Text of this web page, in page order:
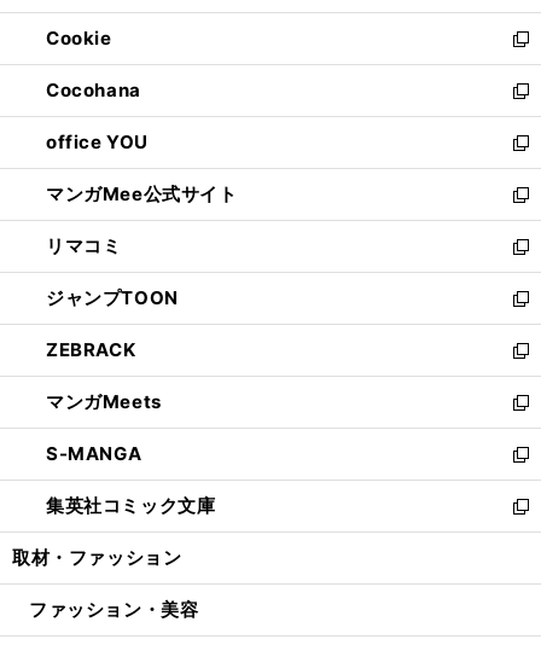
開
く
ウ
で
開
く
ン
ド
ウ
で
開
く
ウ
ィ
ン
ド
ウ
で
開
く
Cookie
新
し
い
ウ
ィ
ン
ド
ウ
で
開
く
Cocohana
新
し
い
ウ
ィ
ン
ド
ウ
で
開
く
office YOU
新
し
い
ウ
ィ
ン
ド
ウ
で
開
く
マンガMee公式サイト
新
し
い
ウ
ィ
ン
ド
ウ
で
開
く
リマコミ
新
し
い
ウ
ィ
ン
ド
ウ
で
開
く
ジャンプTOON
新
し
い
ウ
ィ
ン
ド
ウ
で
開
ZEBRACK
新
し
い
ウ
ィ
ン
ド
ウ
開
マンガMeets
新
し
い
ウ
ィ
ン
ウ
開
S-MANGA
新
し
い
ウ
ン
ウ
集英社コミック文庫
新
し
ウ
ン
取材・ファッション
ファッション・美容